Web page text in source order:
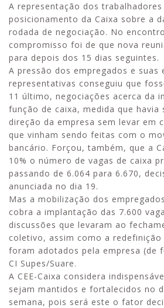
A representação dos trabalhadores
posicionamento da Caixa sobre a
rodada de negociação. No
compromisso foi de que nova
para depois dos 15 dias seguintes.
A pressão dos empregados e suas
representativas conseguiu que
11 último, negociações acerca da
função de caixa, medida que havia
direção da empresa sem levar em
que vinham sendo feitas com o
bancário. Forçou, também, que a
10% o número de vagas de caixa
passando de 6.064 para 6.670,
anunciada no dia 19.
Mas a mobilização dos
cobra a implantação das 7.600
discussões que levaram ao
coletivo, assim como a
foram adotados pela empresa (de
CI Supes/Suare.
A CEE-Caixa considera
sejam mantidos e fortalecidos no
semana, pois será este o fator